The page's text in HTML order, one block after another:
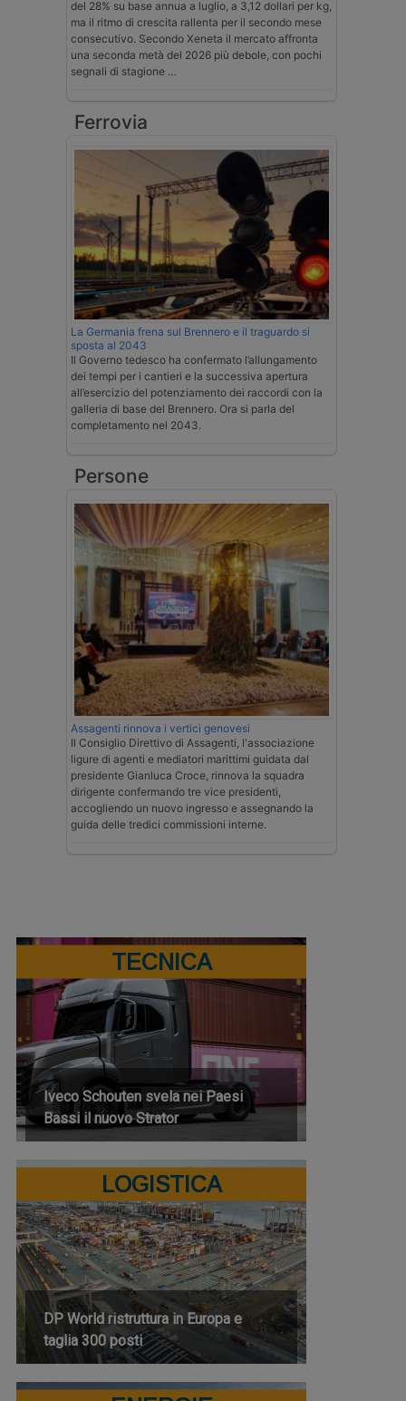
del 28% su base annua a luglio, a 3,12 dollari per kg,
ma il ritmo di crescita rallenta per il secondo mese
consecutivo. Secondo Xeneta il mercato affronta
una seconda metà del 2026 più debole, con pochi
segnali di stagione …
Ferrovia
La Germania frena sul Brennero e il traguardo si
sposta al 2043
Il Governo tedesco ha confermato l’allungamento
dei tempi per i cantieri e la successiva apertura
all’esercizio del potenziamento dei raccordi con la
galleria di base del Brennero. Ora si parla del
completamento nel 2043.
Persone
Assagenti rinnova i vertici genovesi
Il Consiglio Direttivo di Assagenti, l'associazione
ligure di agenti e mediatori marittimi guidata dal
presidente Gianluca Croce, rinnova la squadra
dirigente confermando tre vice presidenti,
accogliendo un nuovo ingresso e assegnando la
guida delle tredici commissioni interne.
TECNICA
Iveco Schouten svela nei Paesi
Bassi il nuovo Strator
LOGISTICA
DP World ristruttura in Europa e
taglia 300 posti